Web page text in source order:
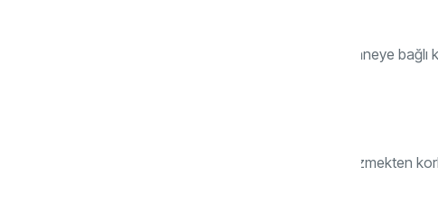
Bebek hem özgür olmak ister hem de anneye
“Kendi hayatımı istiyorum ama annemi üzmekten